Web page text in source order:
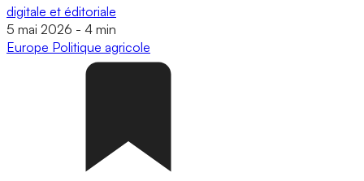
digitale et éditoriale
5 mai 2026 - 4 min
Europe Politique agricole